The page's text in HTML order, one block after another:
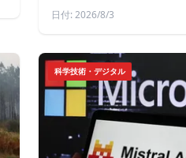
日付: 2026/8/3
科学技術・デジタル